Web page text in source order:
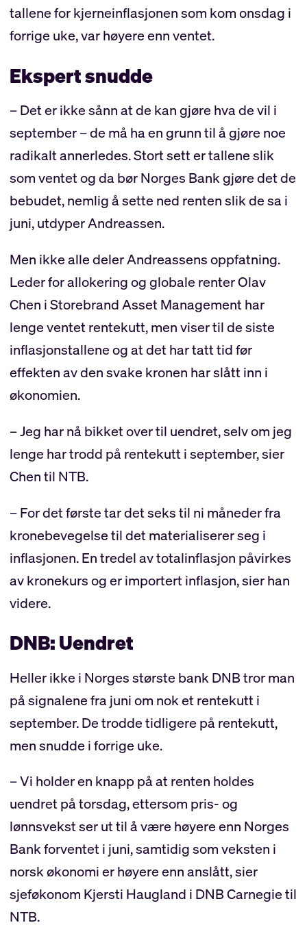
tallene for kjerneinflasjonen som kom onsdag i
forrige uke, var høyere enn ventet.
Ekspert snudde
– Det er ikke sånn at de kan gjøre hva de vil i
september – de må ha en grunn til å gjøre noe
radikalt annerledes. Stort sett er tallene slik
som ventet og da bør Norges Bank gjøre det de
bebudet, nemlig å sette ned renten slik de sa i
juni, utdyper Andreassen.
Men ikke alle deler Andreassens oppfatning.
Leder for allokering og globale renter Olav
Chen i Storebrand Asset Management har
lenge ventet rentekutt, men viser til de siste
inflasjonstallene og at det har tatt tid før
effekten av den svake kronen har slått inn i
økonomien.
– Jeg har nå bikket over til uendret, selv om jeg
lenge har trodd på rentekutt i september, sier
Chen til NTB.
– For det første tar det seks til ni måneder fra
kronebevegelse til det materialiserer seg i
inflasjonen. En tredel av totalinflasjon påvirkes
av kronekurs og er importert inflasjon, sier han
videre.
DNB: Uendret
Heller ikke i Norges største bank DNB tror man
på signalene fra juni om nok et rentekutt i
september. De trodde tidligere på rentekutt,
men snudde i forrige uke.
– Vi holder en knapp på at renten holdes
uendret på torsdag, ettersom pris- og
lønnsvekst ser ut til å være høyere enn Norges
Bank forventet i juni, samtidig som veksten i
norsk økonomi er høyere enn anslått, sier
sjeføkonom Kjersti Haugland i DNB Carnegie til
NTB.